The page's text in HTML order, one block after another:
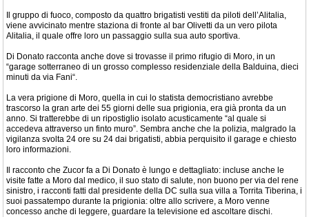
Il gruppo di fuoco, composto da quattro brigatisti vestiti da piloti dell’Alitalia,
viene avvicinato mentre staziona di fronte al bar Olivetti da un vero pilota
Alitalia, il quale offre loro un passaggio sulla sua auto sportiva.
Di Donato racconta anche dove si trovasse il primo rifugio di Moro, in un
“garage sotterraneo di un grosso complesso residenziale della Balduina, dieci
minuti da via Fani“.
La vera prigione di Moro, quella in cui lo statista democristiano avrebbe
trascorso la gran arte dei 55 giorni delle sua prigionia, era già pronta da un
anno. Si tratterebbe di un ripostiglio isolato acusticamente “al quale si
accedeva attraverso un finto muro”. Sembra anche che la polizia, malgrado la
vigilanza svolta 24 ore su 24 dai brigatisti, abbia perquisito il garage e chiesto
loro informazioni.
Il racconto che Zucor fa a Di Donato è lungo e dettagliato: incluse anche le
visite fatte a Moro dal medico, il suo stato di salute, non buono per via del rene
sinistro, i racconti fatti dal presidente della DC sulla sua villa a Torrita Tiberina, i
suoi passatempo durante la prigionia: oltre allo scrivere, a Moro venne
concesso anche di leggere, guardare la televisione ed ascoltare dischi.